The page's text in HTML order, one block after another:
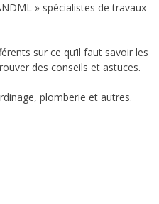
» spécialistes de travaux
sur ce qu’il faut savoir les
des conseils et astuces.
plomberie et autres.